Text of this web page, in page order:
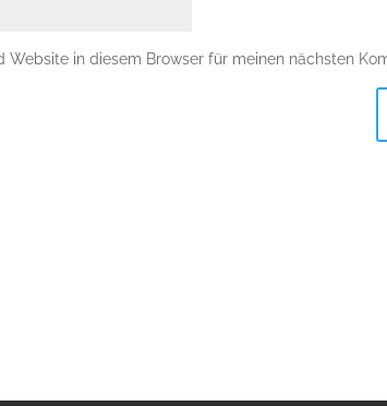
Website in diesem Browser für meinen nächsten